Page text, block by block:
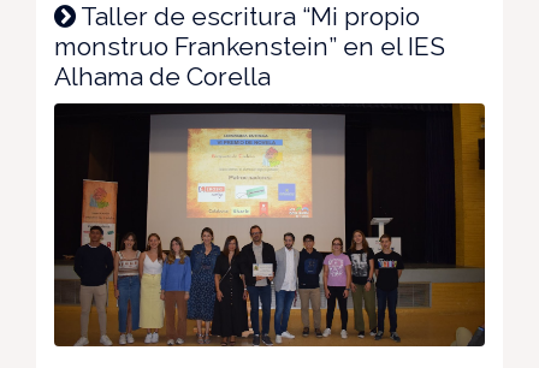
Taller de escritura “Mi propio
monstruo Frankenstein” en el IES
Alhama de Corella